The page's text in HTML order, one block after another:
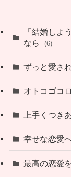
「結婚しよ
なら
(6)
ずっと愛さ
オトコゴコ
上手くつき
幸せな恋愛
最高の恋愛